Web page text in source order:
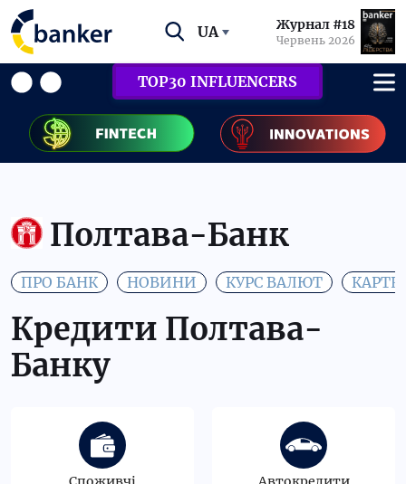
UA Журнал #18
Червень 2026
TOP30 INFLUENCERS
Полтава-Банк
ПРО БАНК НОВИНИ КУРС ВАЛЮТ
Кредити Полтава-
Банку